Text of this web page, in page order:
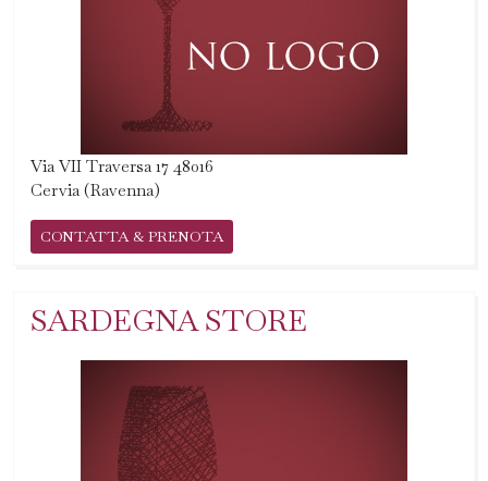
Via VII Traversa 17 48016
Cervia (Ravenna)
CONTATTA & PRENOTA
SARDEGNA STORE